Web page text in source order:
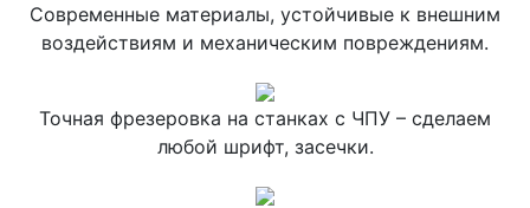
Современные материалы, устойчивые к внешним
воздействиям и механическим повреждениям.
Точная фрезеровка на станках с ЧПУ – сделаем
любой шрифт, засечки.